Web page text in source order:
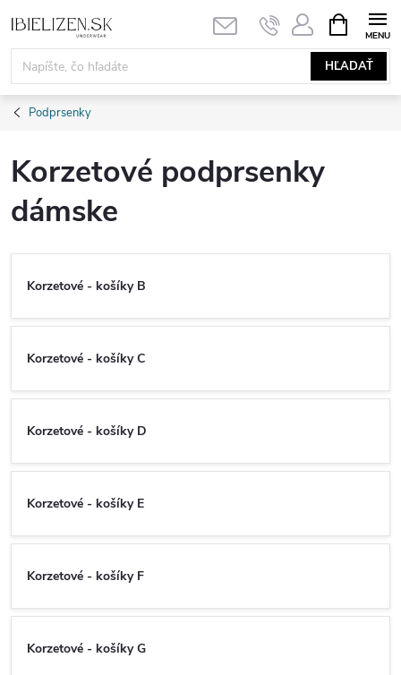
na
obsah
HĽADAŤ
KOŠÍK
Podprsenky
Korzetové podprsenky
dámske
Korzetové - košíky B
Korzetové - košíky C
Korzetové - košíky D
Korzetové - košíky E
Korzetové - košíky F
Korzetové - košíky G